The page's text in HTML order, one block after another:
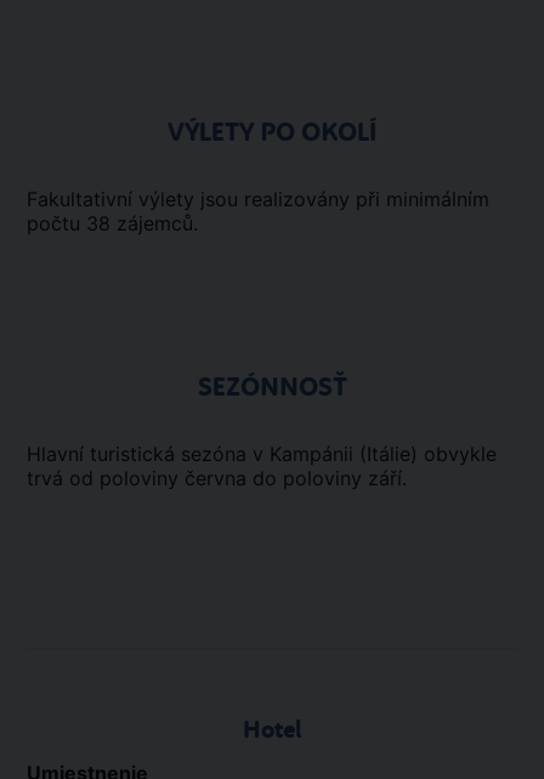
VÝLETY PO OKOLÍ
Fakultativní výlety jsou realizovány při minimálním
počtu 38 zájemců.
SEZÓNNOSŤ
Hlavní turistická sezóna v Kampánii (Itálie) obvykle
trvá od poloviny června do poloviny září.
Hotel
Umiestnenie